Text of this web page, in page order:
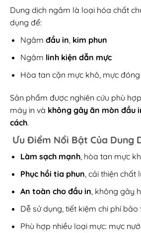
Dung dịch ngâm là loại hóa chất
dụng để:
Ngâm đầu in kim phun
Ngâm linh kiện dẫn mực
Hòa tan cặn mực khô, mực
Sản phẩm được nghiên cứu phù
máy in và không gây ăn mòn đầu
cách.
Ưu Điểm Nổi Bật Của Dung
Làm sạch mạnh, hòa tan mực
Phục hồi tia phun, cải thiện chất
An toàn cho đầu in, không gây
Dễ sử dụng, tiết kiệm chi phí bảo
Phù hợp nhiều loại mực: mực